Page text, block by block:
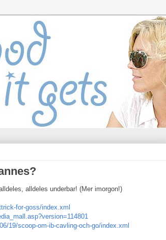
alldeles underbar! (Mer imorgon!)
for-goss/index.xml
19/scoop-om-ib-cavling-och-go/index.xml